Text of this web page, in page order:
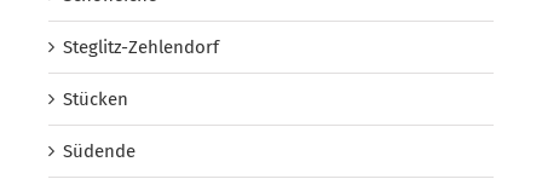
Steglitz-Zehlendorf
Stücken
Südende